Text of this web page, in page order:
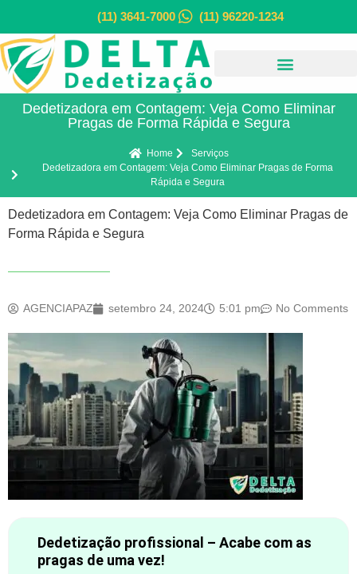
(11) 3641-7000 (11) 96220-1234
Dedetizadora em Contagem: Veja Como Eliminar
Pragas de Forma Rápida e Segura
Home
Serviços
Dedetizadora em Contagem: Veja Como Eliminar Pragas de Forma
Rápida e Segura
Dedetizadora em Contagem: Veja Como Eliminar Pragas de
Forma Rápida e Segura
AGENCIAPAZ setembro 24, 2024 5:01 pm No Comments
Dedetização profissional – Acabe com as
pragas de uma vez!